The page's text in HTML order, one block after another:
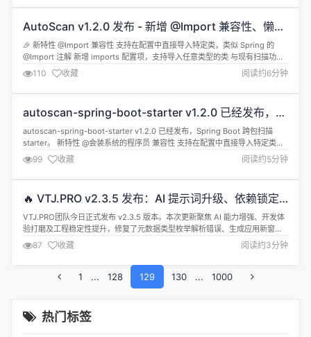
设置全局表单 variant 为 filled 样式，提升表单视觉
AutoScan v1.2.0 发布 - 新增 @Import 兼容性、懒加
载初始化与启用开关
🎉 新特性 @Import 兼容性 支持在配置中直接导入特定类，类似 Spring 的
@Import 注解 新增 imports 配置项，支持导入任意类型的类 与现有扫描功能
无缝集成 懒加载初始化 支持 Bean 的懒加载创建，优化启动时间和内存使用
新增 lazy-initialization 全局懒加载开关 新增 lazy-packages 包级懒加...
110 收藏 阅读约6分钟
autoscan-spring-boot-starter v1.2.0 已经发布，
Spring Boot 跨包扫描 starter
autoscan-spring-boot-starter v1.2.0 已经发布，Spring Boot 跨包扫描
starter。 新特性 @会装系统的程序员 兼容性 支持在配置中直接导入特定类，
类似 Spring 的 @会装系统的程序员 注解 新增 imports 配置项，支持导入任意
类型的类 与现有扫描功能无缝集成 懒加载初始化 支持 Bean 的懒加...
99 收藏 阅读约5分钟
🔥 VTJ.PRO v2.3.5 发布：AI 提示
词升级、依赖锁定及多项体验优化
VTJ.PRO团队今日正式发布 v2.3.5 版本。本次更新
聚焦 AI 能力增强、开发体验打磨及工程稳定性提
升，修复了元数据类型枚举解析错误、生成应用新窗
一步巩固VTJ.PRO作为“AI 驱动的 Vue3 低代码平台”
的生产级可靠性。 主要更新内容 🤖 AI 系统全面进化
AI 提示词升级至 v3.0.7：优...
阅读约3分钟
1 ... 128 129 130 ... 1000
热门标签